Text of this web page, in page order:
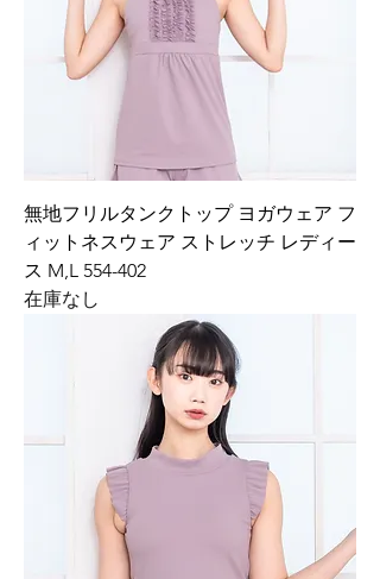
無地フリルタンクトップ ヨガウェア フ
ィットネスウェア ストレッチ レディー
ス M,L 554-402
在庫なし